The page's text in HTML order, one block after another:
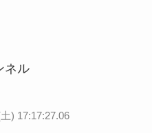
ネル
) 17:17:27.06